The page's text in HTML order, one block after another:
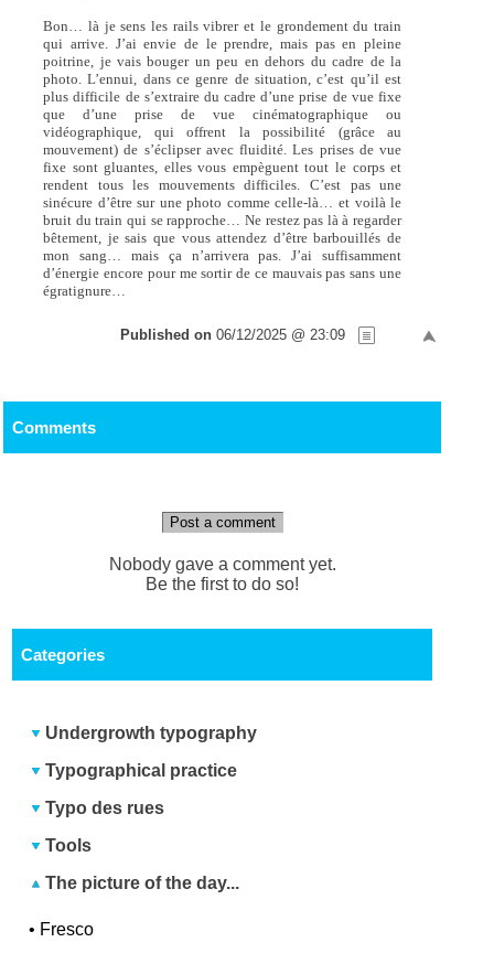
Bon… là je sens les rails vibrer et le grondement du train
qui arrive. J’ai envie de le prendre, mais pas en pleine
poitrine, je vais bouger un peu en dehors du cadre de la
photo. L’ennui, dans ce genre de situation, c’est qu’il est
plus difficile de s’extraire du cadre d’une prise de vue fixe
que d’une prise de vue cinématographique ou
vidéographique, qui offrent la possibilité (grâce au
mouvement) de s’éclipser avec fluidité. Les prises de vue
fixe sont gluantes, elles vous empèguent tout le corps et
rendent tous les mouvements difficiles. C’est pas une
sinécure d’être sur une photo comme celle-là… et voilà le
bruit du train qui se rapproche… Ne restez pas là à regarder
bêtement, je sais que vous attendez d’être barbouillés de
mon sang… mais ça n’arrivera pas. J’ai suffisamment
d’énergie encore pour me sortir de ce mauvais pas sans une
égratignure…
Published on 06/12/2025 @ 23:09
Comments
Post a comment
Nobody gave a comment yet.
Be the first to do so!
Categories
Undergrowth typography
Typographical practice
Typo des rues
Tools
The picture of the day...
• Fresco